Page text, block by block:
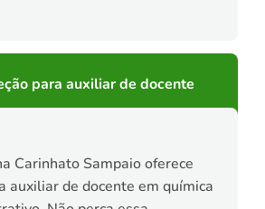
para auxiliar de docente
Carinhato Sampaio oferece
auxiliar de docente em química